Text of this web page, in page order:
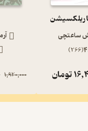
ریلکسیشن
ساعتچی
(
266
)
تومان 1,920,000